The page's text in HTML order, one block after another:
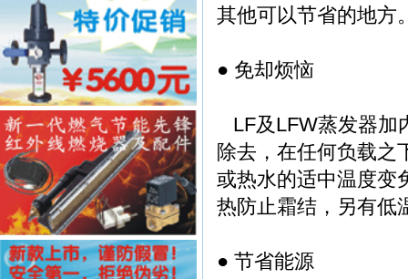
其他可以节省的地方
● 免却烦恼
LF及LFW蒸发器加
除去，在任何负载之
或热水的适中温度变
热防止霜结，另有
● 节省能源